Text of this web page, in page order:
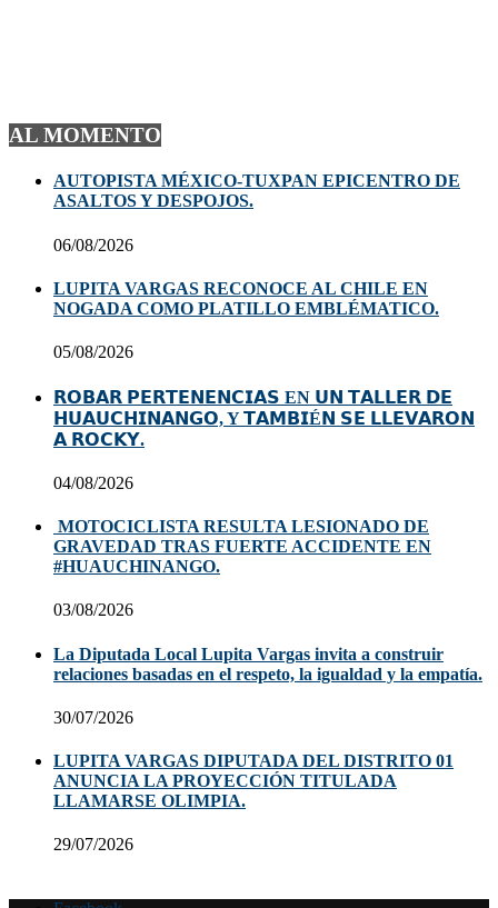
AL MOMENTO
AUTOPISTA MÉXICO-TUXPAN EPICENTRO DE
ASALTOS Y DESPOJOS.
06/08/2026
LUPITA VARGAS RECONOCE AL CHILE EN
NOGADA COMO PLATILLO EMBLÉMATICO.
05/08/2026
𝗥𝗢𝗕𝗔𝗥 𝗣𝗘𝗥𝗧𝗘𝗡𝗘𝗡𝗖𝗜𝗔𝗦 EN 𝗨𝗡 𝗧𝗔𝗟𝗟𝗘𝗥 𝗗𝗘
𝗛𝗨𝗔𝗨𝗖𝗛𝗜𝗡𝗔𝗡𝗚𝗢, Y 𝗧𝗔𝗠𝗕𝗜É𝗡 𝗦𝗘 𝗟𝗟𝗘𝗩𝗔𝗥𝗢𝗡
𝗔 𝗥𝗢𝗖𝗞𝗬.
04/08/2026
MOTOCICLISTA RESULTA LESIONADO DE
GRAVEDAD TRAS FUERTE ACCIDENTE EN
#HUAUCHINANGO.
03/08/2026
La Diputada Local Lupita Vargas invita a construir
relaciones basadas en el respeto, la igualdad y la empatía.
30/07/2026
LUPITA VARGAS DIPUTADA DEL DISTRITO 01
ANUNCIA LA PROYECCIÓN TITULADA
LLAMARSE OLIMPIA.
29/07/2026